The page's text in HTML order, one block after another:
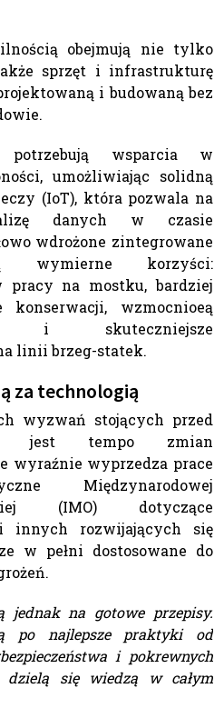
obejmują nie tylko
sprzęt i infrastrukturę
i budowaną bez
potrzebują wsparcia w
umożliwiając solidną
(IoT), która pozwala na
danych w czasie
wdrożone zintegrowane
wymierne korzyści:
pracy na mostku, bardziej
konserwacji, wzmocnioeą
i skuteczniejsze
linii brzeg-statek.
za technologią
wyzwań stojących przed
jest tempo zmian
wyraźnie wyprzedza prace
Międzynarodowej
(IMO) dotyczące
i innych rozwijających się
w pełni dostosowane do
jednak na gotowe przepisy.
po najlepsze praktyki od
i pokrewnych
dzielą się wiedzą w całym